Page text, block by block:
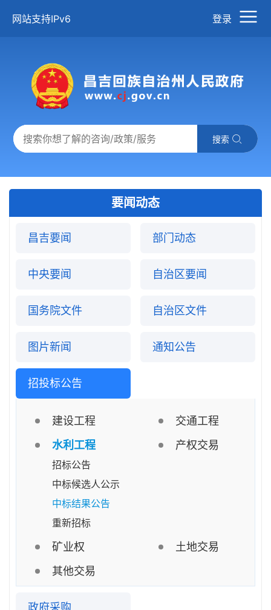
网站支持IPv6 登录
搜索
要闻动态
昌吉要闻 部门动态
中央要闻 自治区要闻
国务院文件 自治区文件
图片新闻 通知公告
招投标公告
建设工程
交通工程
水利工程
招标公告
中标候选人公示
中标结果公告
重新招标
产权交易
矿业权
土地交易
其他交易